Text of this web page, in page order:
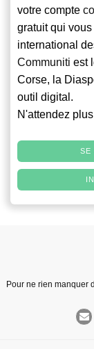
votre compte
gratuit qui
international
Communiti est
Corse, la
outil digital.
N'attendez
SE
Pour ne rien manquer